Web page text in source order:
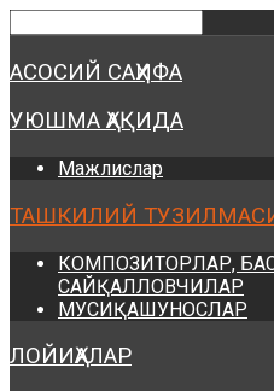
АСОСИЙ САҲИФА
УЮШМА ҲАҚИДА
Мажлислар
ТАШКИЛИЙ
КОМПОЗИТОРЛАР,
САЙҚАЛЛОВЧИЛАР
МУСИҚАШУНОСЛАР
ЛОЙИҲАЛАР
Предыдущий
год
Предыдущий
месяц
Следующий
год
Следующий
месяц